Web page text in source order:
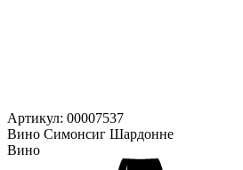
Артикул: 00007537
Вино Симонсиг Шардонне
Вино